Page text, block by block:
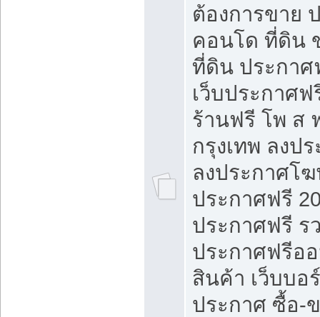
ต้องการขาย
คอนโด ที่ดิน
ที่ดิน ประกา
เว็บประกาศ
ร้านฟรี โพ ส
กรุงเทพ ลงป
ลงประกาศโ
ประกาศฟรี
ประกาศฟรี ร
ประกาศฟรีอ
สินค้า เว็บบอ
ประกาศ ซื้อ-